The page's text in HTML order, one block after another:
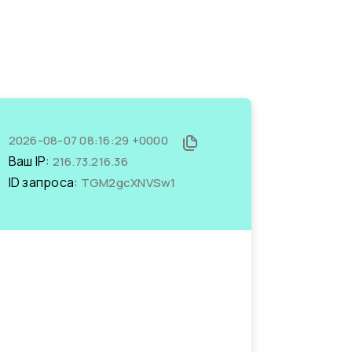
2026-08-07 08:16:29 +0000
Ваш IP: 216.73.216.36
ID запроса: TGM2gcXNVSw1